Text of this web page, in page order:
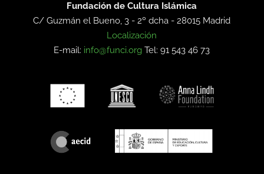
Fundación de Cultura Islámica
C/ Guzmán el Bueno, 3 - 2º dcha -28015 Madrid
Localización
E-mail: info@funci.org Tel: 91 543 46 73